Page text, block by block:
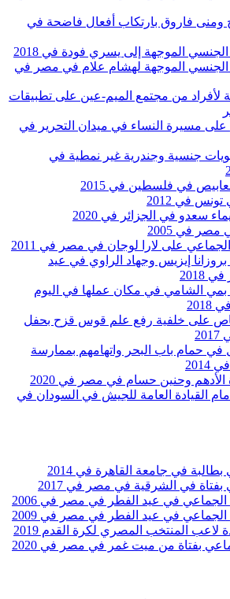
ومنى فاروق بارتكاب أفعال فاضحة في
الموجهة إلى يسري فودة في 2018
الجنسي الموجهة لهشام علام في مصر في
لأفراد من مجتمع الميم-عين على تطبيقات
على مسيرة النساء في ميدان التحرير في
جنسية وجندرية غير نمطية في
في فلسطين في 2015
في 2012
سعدو في الجزائر في 2020
مصر في 2005
على لارا لوجان في مصر في 2011
إيزيس وجهاد الراوي في عيد
الشامي في مكان عملها في اليوم
على خلفية رفع علم قوس قزح بحفل
حمام باب البحر واتهامهم بممارسة
وحنين حسام في مصر في 2020
القيادة العامة للجيش في السودان في
في جامعة القاهرة في 2014
في الشرقية في مصر في 2017
في عيد الفطر في مصر في 2006
في عيد الفطر في مصر في 2009
المنتخب المصري لكرة القدم 2019
بفتاة من ميت غمر في مصر في 2020